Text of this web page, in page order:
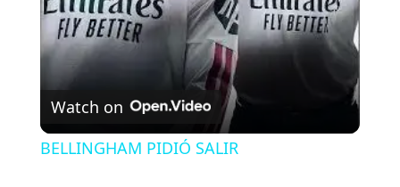
y
V
i
Watch on
BELLINGHAM PIDIÓ SALIR